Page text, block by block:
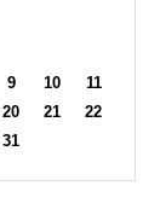
9 10
11
20 21
22
31